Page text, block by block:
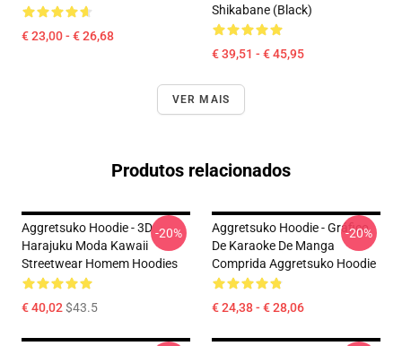
€ 23,00 - € 26,68
Shikabane (Black)
€ 39,51 - € 45,95
VER MAIS
Produtos relacionados
Aggretsuko Hoodie - 3D
Harajuku Moda Kawaii
Streetwear Homem Hoodies
€ 40,02$43.5
-20%
Aggretsuko Hoodie - Gráfico
De Karaoke De Manga
Comprida Aggretsuko Hoodie
€ 24,38 - € 28,06
-20%